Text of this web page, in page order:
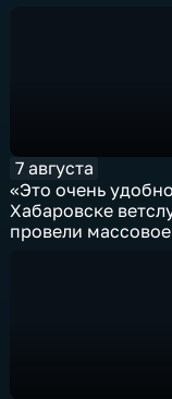
7 августа
«Это очень
Хабаровске
провели массовое